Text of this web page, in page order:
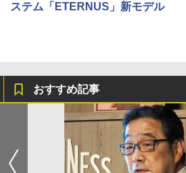
ステム「ETERNUS」新モデル
おすすめ記事